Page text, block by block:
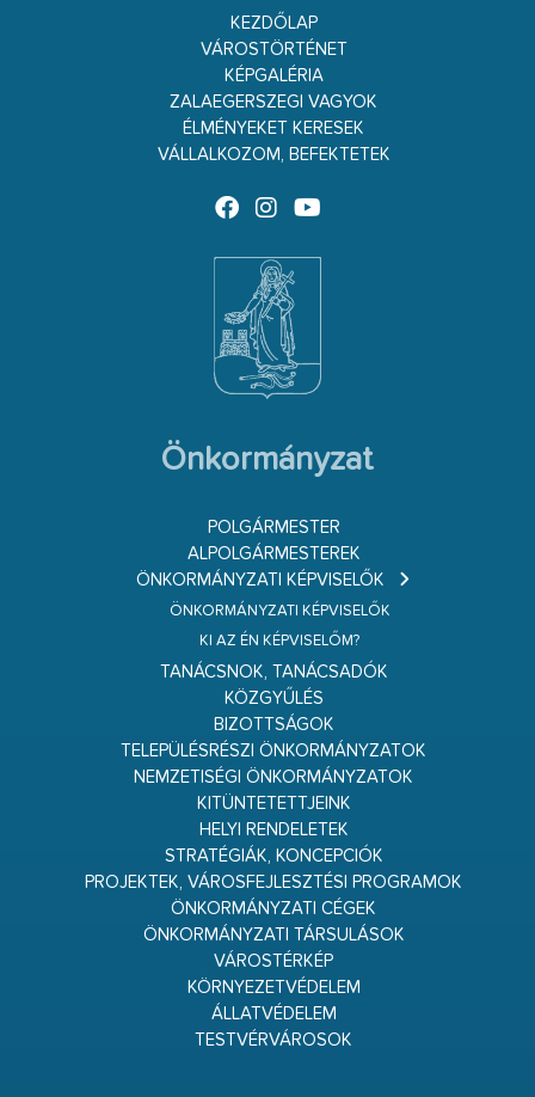
KEZDŐLAP
VÁROSTÖRTÉNET
KÉPGALÉRIA
ZALAEGERSZEGI VAGYOK
ÉLMÉNYEKET KERESEK
VÁLLALKOZOM, BEFEKTETEK
Önkormányzat
POLGÁRMESTER
ALPOLGÁRMESTEREK
ÖNKORMÁNYZATI KÉPVISELŐK
ÖNKORMÁNYZATI KÉPVISELŐK
KI AZ ÉN KÉPVISELŐM?
TANÁCSNOK, TANÁCSADÓK
KÖZGYŰLÉS
BIZOTTSÁGOK
TELEPÜLÉSRÉSZI ÖNKORMÁNYZATOK
NEMZETISÉGI ÖNKORMÁNYZATOK
KITÜNTETETTJEINK
HELYI RENDELETEK
STRATÉGIÁK, KONCEPCIÓK
PROJEKTEK, VÁROSFEJLESZTÉSI PROGRAMOK
ÖNKORMÁNYZATI CÉGEK
ÖNKORMÁNYZATI TÁRSULÁSOK
VÁROSTÉRKÉP
KÖRNYEZETVÉDELEM
ÁLLATVÉDELEM
TESTVÉRVÁROSOK